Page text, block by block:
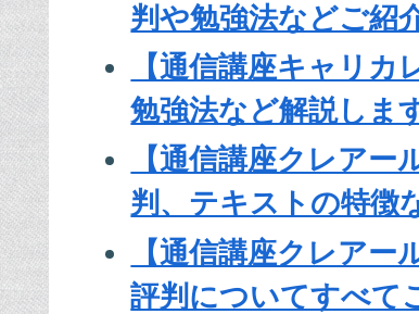
判や勉強法などご紹
【通信講座キャリカ
勉強法など解説しま
【通信講座クレア
判、テキストの特徴
【通信講座クレア
評判についてすべて